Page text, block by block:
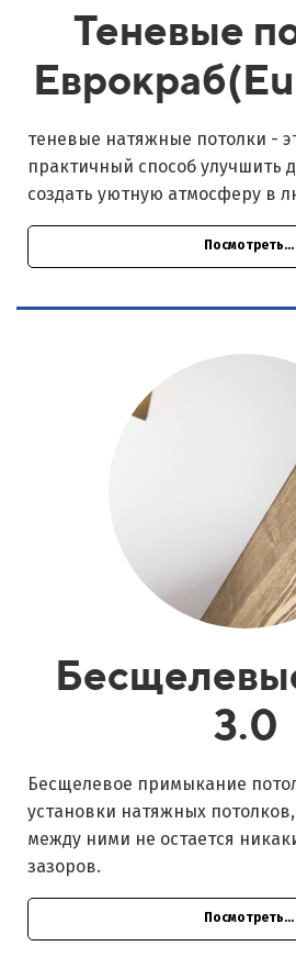
Теневые
теневые натяжные потолки -
практичный способ улучшить
создать уютную атмосферу в
Посмотреть...
3.0
Бесщелевое примыкание
установки натяжных
между ними не остается
зазоров.
Посмотреть...